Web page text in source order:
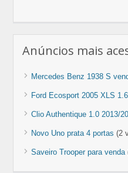
Anúncios mais
Mercedes Benz 1938 S
Ford Ecosport 2005 XLS
Clio Authentique 1.0 2013/
Novo Uno prata 4 portas (2
Saveiro Trooper para venda